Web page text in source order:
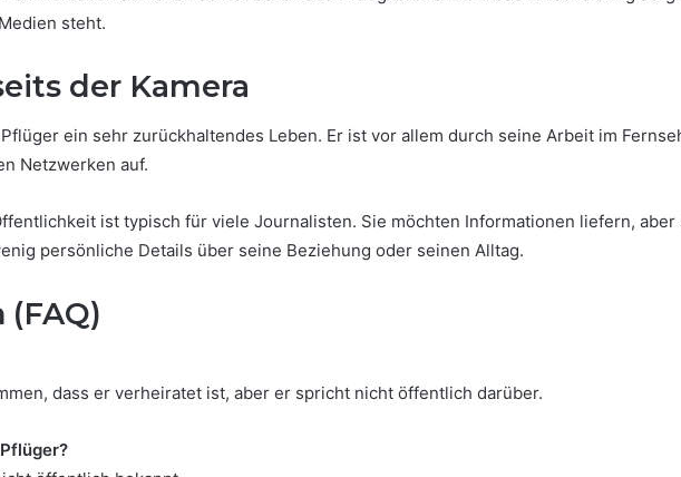
steht.
der Kamera
ein sehr zurückhaltendes Leben. Er ist vor allem durch seine Arbeit im
Netzwerken auf.
ist typisch für viele Journalisten. Sie möchten Informationen liefern,
persönliche Details über seine Beziehung oder seinen Alltag.
dass er verheiratet ist, aber er spricht nicht öffentlich darüber.